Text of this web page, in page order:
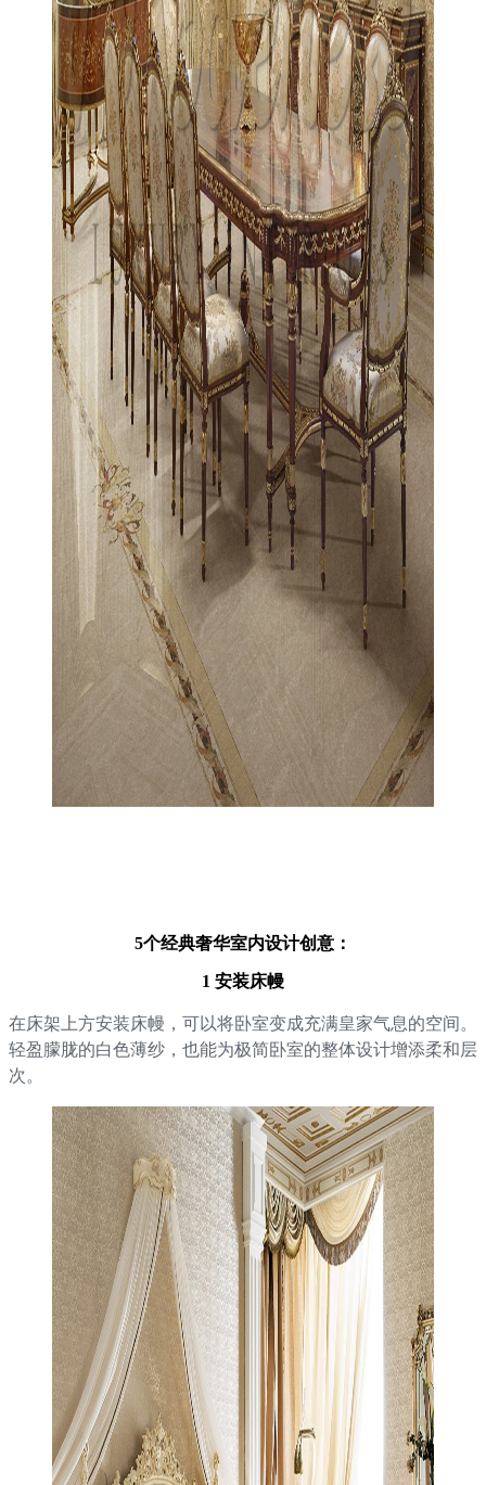
5个经典奢华室内设计创意：
1 安装床幔
在床架上方安装床幔，可以将卧室变成充满皇家气息的空间。
轻盈朦胧的白色薄纱，也能为极简卧室的整体设计增添柔和层
次。